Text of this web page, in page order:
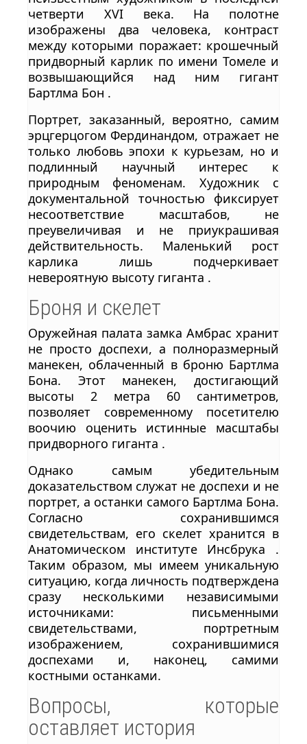
четверти XVI века. На полотне
изображены два человека, контраст
между которыми поражает: крошечный
придворный карлик по имени Томеле и
возвышающийся над ним гигант
Бартлма Бон .
Портрет, заказанный, вероятно, самим
эрцгерцогом Фердинандом, отражает не
только любовь эпохи к курьезам, но и
подлинный научный интерес к
природным феноменам. Художник с
документальной точностью фиксирует
несоответствие масштабов, не
преувеличивая и не приукрашивая
действительность. Маленький рост
карлика лишь подчеркивает
невероятную высоту гиганта .
Броня и скелет
Оружейная палата замка Амбрас хранит
не просто доспехи, а полноразмерный
манекен, облаченный в броню Бартлма
Бона. Этот манекен, достигающий
высоты 2 метра 60 сантиметров,
позволяет современному посетителю
воочию оценить истинные масштабы
придворного гиганта .
Однако самым убедительным
доказательством служат не доспехи и не
портрет, а останки самого Бартлма Бона.
Согласно сохранившимся
свидетельствам, его скелет хранится в
Анатомическом институте Инсбрука .
Таким образом, мы имеем уникальную
ситуацию, когда личность подтверждена
сразу несколькими независимыми
источниками: письменными
свидетельствами, портретным
изображением, сохранившимися
доспехами и, наконец, самими
костными останками.
Вопросы, которые
оставляет история